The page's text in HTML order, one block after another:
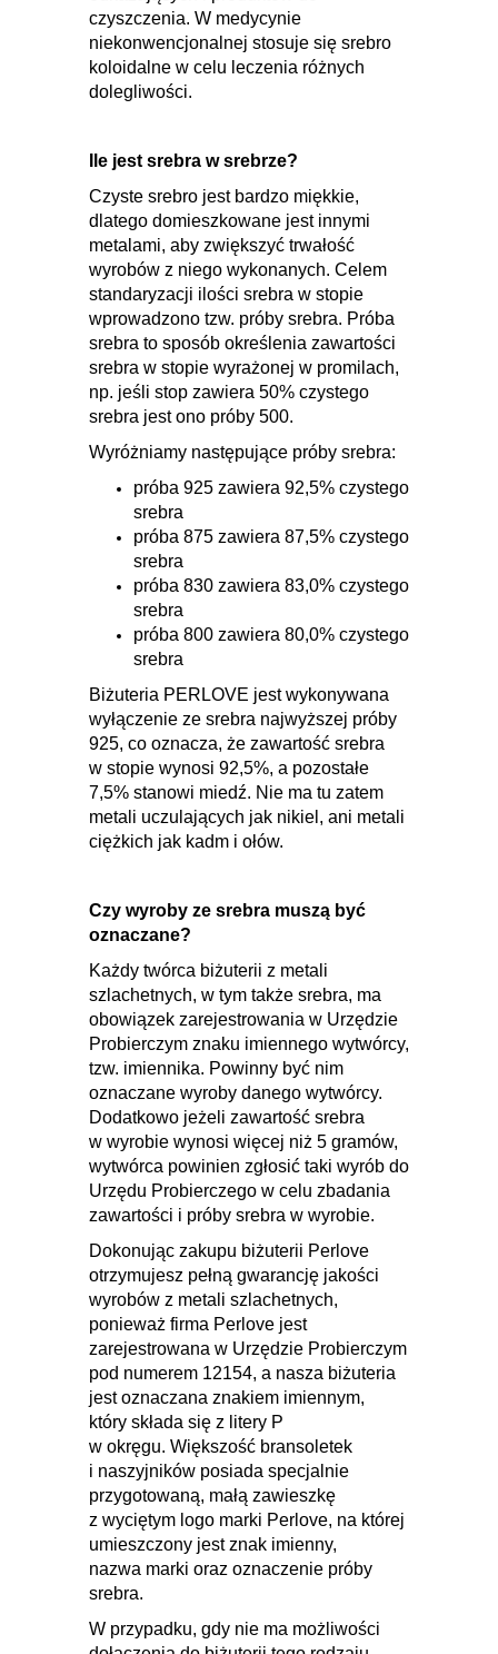
czyszczenia. W medycynie
niekonwencjonalnej stosuje się srebro
koloidalne w celu leczenia różnych
dolegliwości.
Ile jest srebra w srebrze?
Czyste srebro jest bardzo miękkie,
dlatego domieszkowane jest innymi
metalami, aby zwiększyć trwałość
wyrobów z niego wykonanych. Celem
standaryzacji ilości srebra w stopie
wprowadzono tzw. próby srebra. Próba
srebra to sposób określenia zawartości
srebra w stopie wyrażonej w promilach,
np. jeśli stop zawiera 50% czystego
srebra jest ono próby 500.
Wyróżniamy następujące próby srebra:
próba 925 zawiera 92,5% czystego
srebra
próba 875 zawiera 87,5% czystego
srebra
próba 830 zawiera 83,0% czystego
srebra
próba 800 zawiera 80,0% czystego
srebra
Biżuteria PERLOVE jest wykonywana
wyłączenie ze srebra najwyższej próby
925, co oznacza, że zawartość srebra
w stopie wynosi 92,5%, a pozostałe
7,5% stanowi miedź. Nie ma tu zatem
metali uczulających jak nikiel, ani metali
ciężkich jak kadm i ołów.
Czy wyroby ze srebra muszą być
oznaczane?
Każdy twórca biżuterii z metali
szlachetnych, w tym także srebra, ma
obowiązek zarejestrowania w Urzędzie
Probierczym znaku imiennego wytwórcy,
tzw. imiennika. Powinny być nim
oznaczane wyroby danego wytwórcy.
Dodatkowo jeżeli zawartość srebra
w wyrobie wynosi więcej niż 5 gramów,
wytwórca powinien zgłosić taki wyrób do
Urzędu Probierczego w celu zbadania
zawartości i próby srebra w wyrobie.
Dokonując zakupu biżuterii Perlove
otrzymujesz pełną gwarancję jakości
wyrobów z metali szlachetnych,
ponieważ firma Perlove jest
zarejestrowana w Urzędzie Probierczym
pod numerem 12154, a nasza biżuteria
jest oznaczana znakiem imiennym,
który składa się z litery P
w okręgu. Większość bransoletek
i naszyjników posiada specjalnie
przygotowaną, małą zawieszkę
z wyciętym logo marki Perlove, na której
umieszczony jest znak imienny,
nazwa marki oraz oznaczenie próby
srebra.
W przypadku, gdy nie ma możliwości